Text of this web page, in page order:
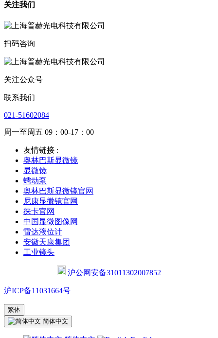
关注我们
扫码咨询
关注公众号
联系我们
021-51602084
周一至周五 09：00-17：00
友情链接 :
奥林巴斯显微镜
显微镜
蠕动泵
奥林巴斯显微镜官网
尼康显微镜官网
徕卡官网
中国显微图像网
雷达液位计
安徽天康集团
工业镜头
沪公网安备31011302007852
沪ICP备11031664号
繁体
简体中文